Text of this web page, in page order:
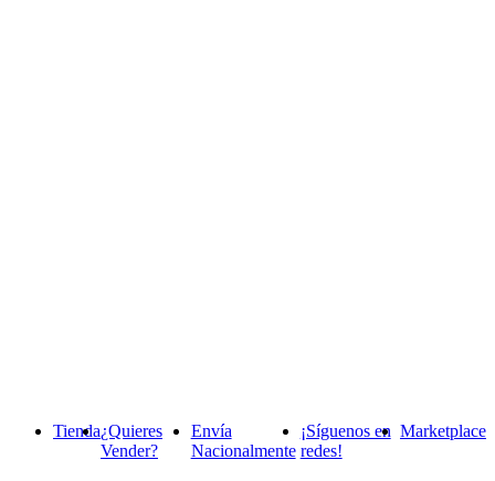
Tienda¿Quieres
Vender?
Envía
Nacionalmente
¡Síguenos en
redes!
Marketplace